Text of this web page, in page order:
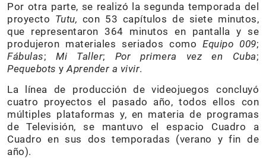
Por otra parte, se realizó la segunda temporada del
proyecto Tutu, con 53 capítulos de siete minutos,
que representaron 364 minutos en pantalla y se
produjeron materiales seriados como Equipo 009;
Fábulas;Mi Taller; Por primera vez en Cuba;
Pequebots yAprender a vivir.
La línea de producción de videojuegos concluyó
cuatro proyectos el pasado año, todos ellos con
múltiples plataformas y, en materia de programas
de Televisión, se mantuvo el espacio Cuadro a
Cuadro en sus dos temporadas (verano y fin de
año).